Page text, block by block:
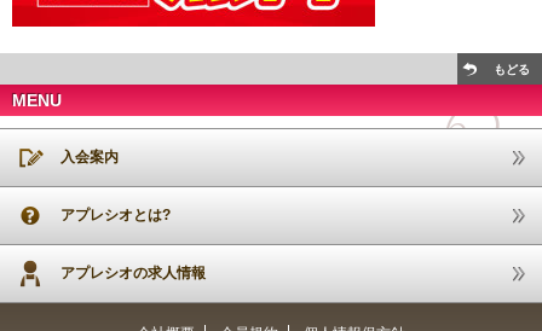
もどる
MENU
入会案内
アプレシオとは?
アプレシオの求人情報